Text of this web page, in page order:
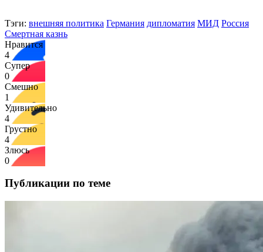
Тэги: внешняя политика Германия дипломатия МИД Россия
Смертная казнь
Нравится
4
Супер
0
Смешно
1
Удивительно
4
Грустно
4
Злюсь
0
Публикации по теме